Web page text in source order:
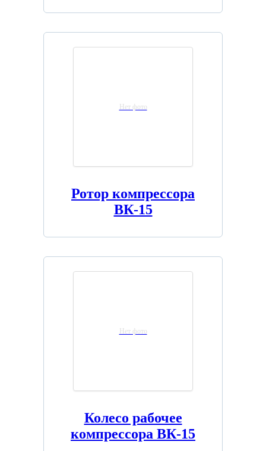
Нет фото
Ротор компрессора
ВК-15
Нет фото
Колесо рабочее
компрессора ВК-15